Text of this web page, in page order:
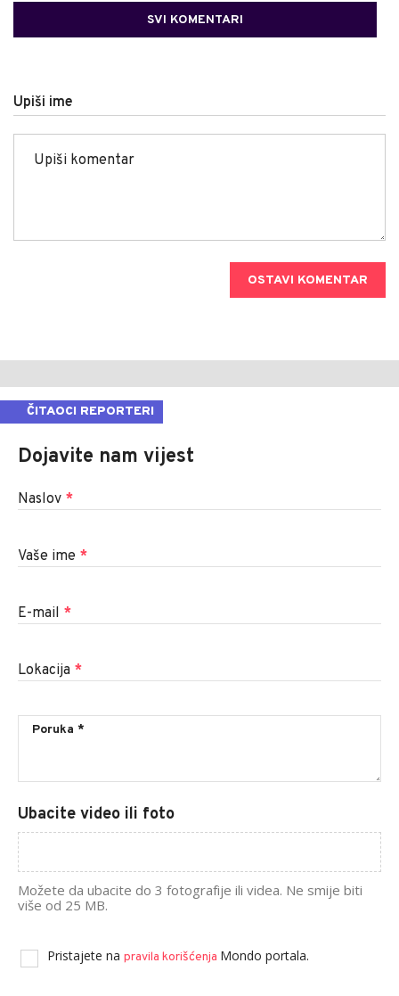
SVI KOMENTARI
Upiši ime
OSTAVI KOMENTAR
ČITAOCI REPORTERI
Dojavite nam vijest
Naslov *
Vaše ime *
E-mail *
Lokacija *
Ubacite video ili foto
Možete da ubacite do 3 fotografije ili videa. Ne smije biti
više od 25 MB.
Pristajete na pravila korišćenja Mondo portala.